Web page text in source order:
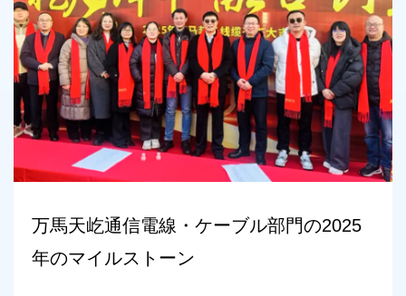
万馬天屹通信電線・ケーブル部門の2025
年のマイルストーン